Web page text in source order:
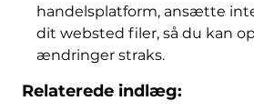
handelsplatform, ansætte
dit websted filer, så du kan
ændringer straks.
Relaterede indlæg: